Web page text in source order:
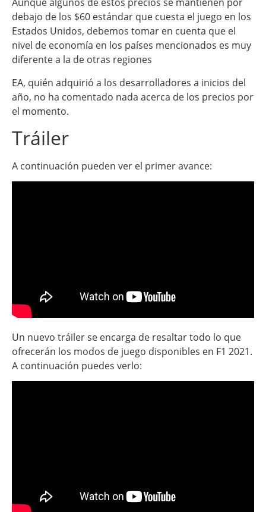
debajo de los $60 estándar que cuesta el juego en los
Estados Unidos, debemos tomar en cuenta que el
nivel de economía en los países mencionados es muy
diferente a la de otras regiones
EA, quién adquirió a los desarrolladores a inicios del
año, no ha comentado nada acerca de los precios por
el momento.
Tráiler
A continuación pueden ver el primer avance:
Un nuevo tráiler se encarga de resaltar todo lo que
ofrecerán los modos de juego disponibles en F1 2021.
A continuación puedes verlo: